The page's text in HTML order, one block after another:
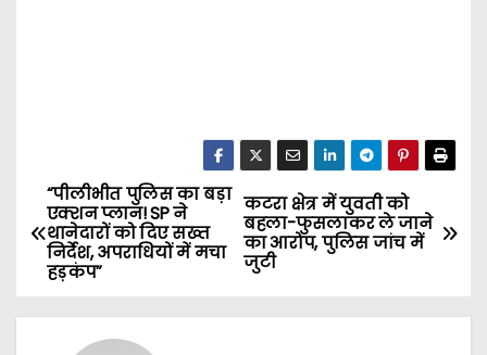
P
o
कटरा क्षेत्र में युवती को
बहला-फुसलाकर ले जाने
का आरोप, पुलिस जांच में
जुटी
“पीलीभीत पुलिस का बड़ा
एक्शन प्लान! SP ने
थानेदारों को दिए सख्त
निर्देश, अपराधियों में मचा
हड़कंप”